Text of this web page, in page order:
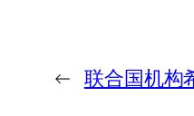
← 联合国机构